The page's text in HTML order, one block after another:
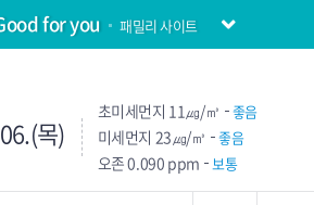
for you 패밀리 사이트
목)
초미세먼지 11㎍/㎥ 좋음
미세먼지 23㎍/㎥ 좋음
오존0.090 ppm 보통